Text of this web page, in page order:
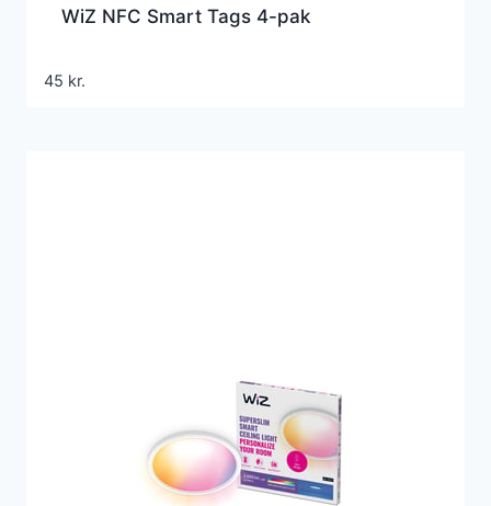
WiZ NFC Smart Tags 4-pak
45 kr.